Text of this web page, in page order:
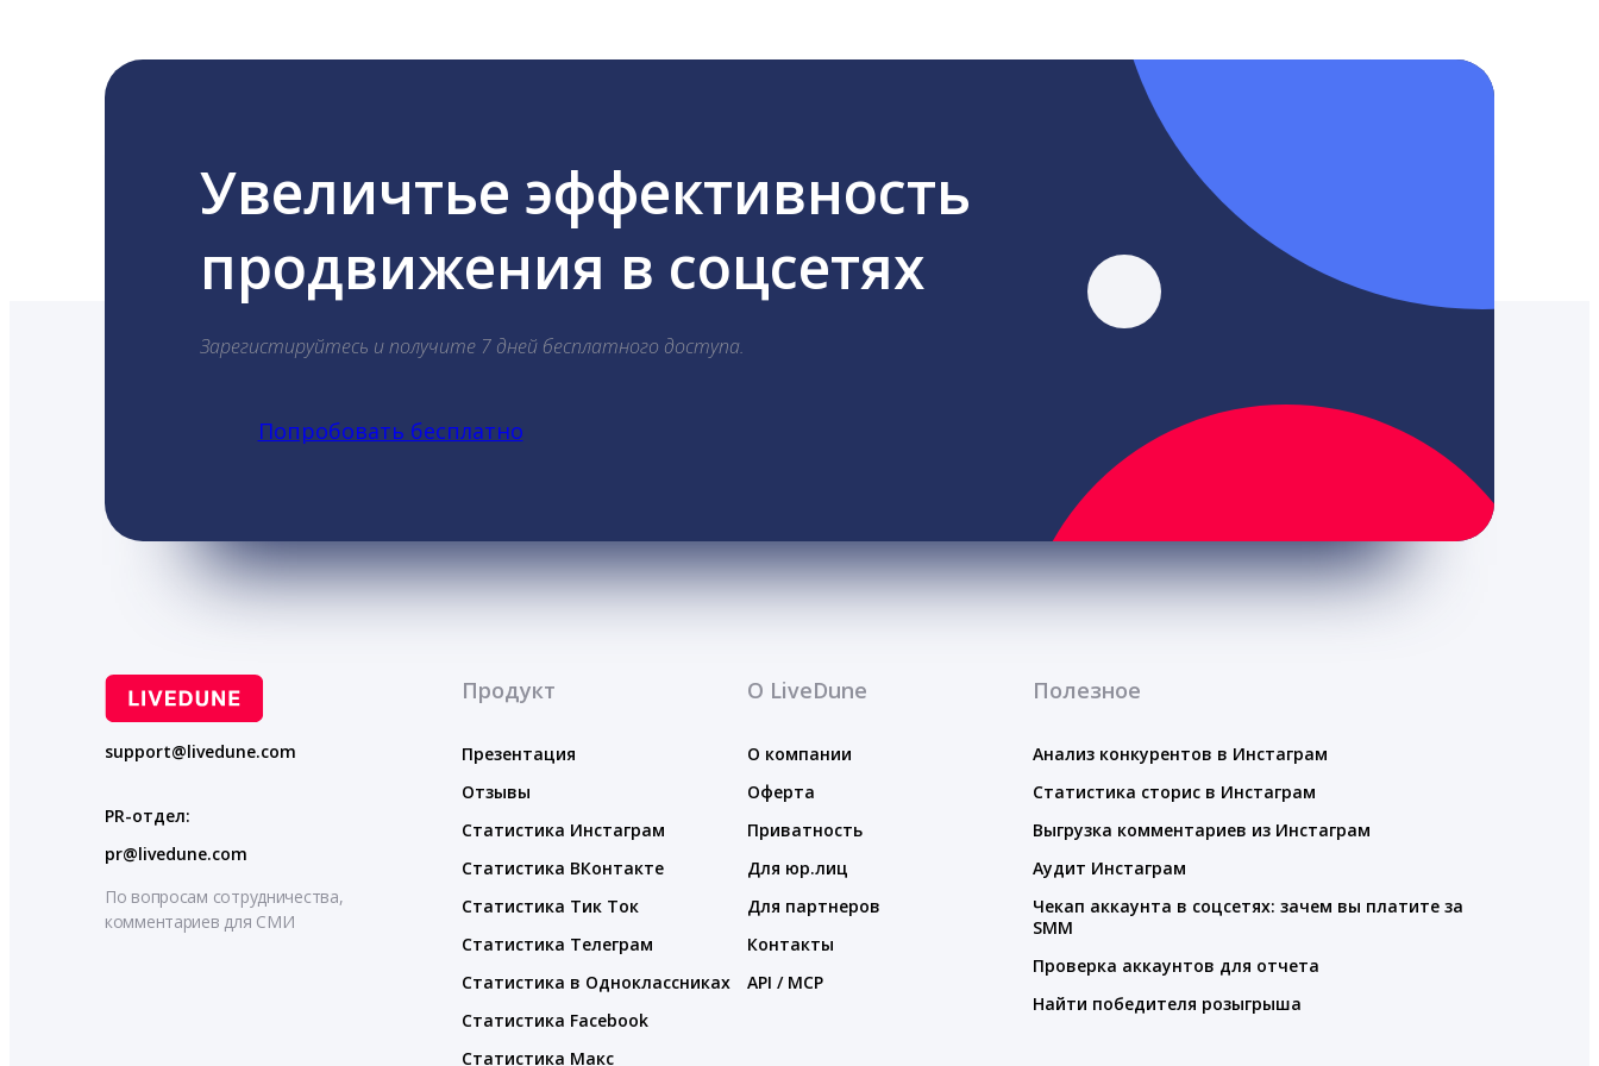
Увеличтье эффективность
продвижения в соцсетях
Зарегистируйтесь и получите 7 дней бесплатного доступа.
Попробовать бесплатно
support@livedune.com
PR-отдел:
pr@livedune.com
По вопросам сотрудничества,
комментариев для СМИ
Продукт
Презентация
Отзывы
Статистика Инстаграм
Статистика ВКонтакте
Статистика Тик Ток
Статистика Телеграм
Статистика в Одноклассниках
Статистика Facebook
Статистика Макс
О LiveDune
О компании
Оферта
Приватность
Для юр.лиц
Для партнеров
Контакты
API / MCP
Полезное
Анализ конкурентов в Инстаграм
Статистика сторис в Инстаграм
Выгрузка комментариев из Инстаграм
Аудит Инстаграм
Чекап аккаунта в соцсетях: зачем вы платите за
SMM
Проверка аккаунтов для отчета
Найти победителя розыгрыша